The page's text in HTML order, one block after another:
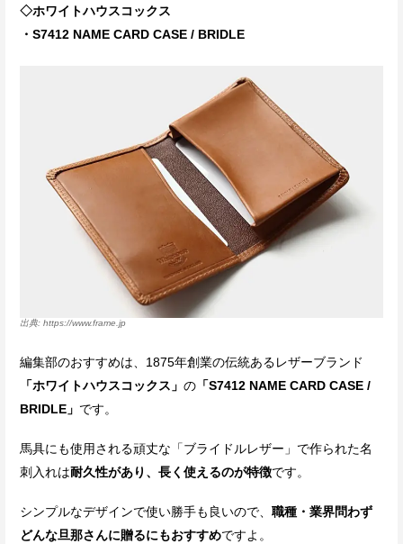
◇ホワイトハウスコックス
・S7412 NAME CARD CASE / BRIDLE
https://www.frame.jp
編集部のおすすめは、1875年創業の伝統あるレザーブランド
「ホワイトハウスコックス」 の 「S7412 NAME CARD CASE /
BRIDLE」 です。
馬具にも使用される頑丈な「ブライドルレザー」で作られた名
刺入れは耐久性があり、長く使えるのが特徴です。
シンプルなデザインで使い勝手も良いので、 職種・業界問わず
どんな旦那さんに贈るにもおすすめですよ。